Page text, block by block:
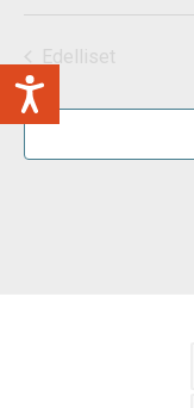
Valitse
päivä.Edelliset